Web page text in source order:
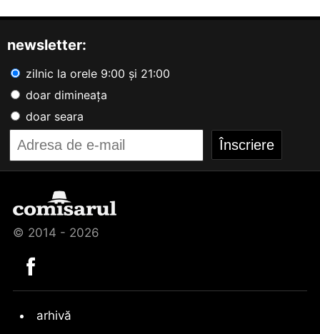
newsletter:
zilnic la orele 9:00 și 21:00
doar dimineața
doar seara
© 2014 - 2026
arhivă